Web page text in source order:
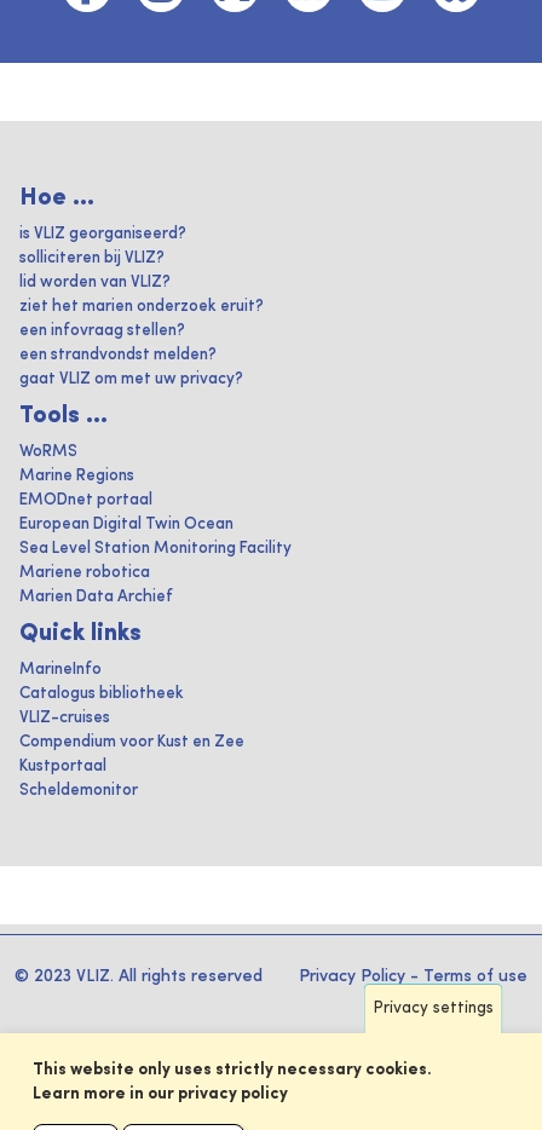
Hoe ...
is VLIZ georganiseerd?
solliciteren bij VLIZ?
lid worden van VLIZ?
ziet het marien onderzoek eruit?
een infovraag stellen?
een strandvondst melden?
gaat VLIZ om met uw privacy?
Tools ...
WoRMS
Marine Regions
EMODnet portaal
European Digital Twin Ocean
Sea Level Station Monitoring Facility
Mariene robotica
Marien Data Archief
Quick links
MarineInfo
Catalogus bibliotheek
VLIZ-cruises
Compendium voor Kust en Zee
Kustportaal
Scheldemonitor
© 2023 VLIZ. All rights reserved Privacy Policy - Terms of use
Privacy settings
This website only uses strictly necessary cookies.
Learn more in our privacy policy